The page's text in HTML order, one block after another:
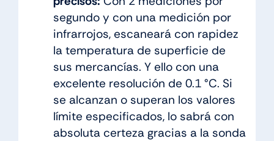
segundo y con una medición por
infrarrojos, escaneará con rapidez
la temperatura de superficie de
sus mercancías. Y ello con una
excelente resolución de 0.1 °C. Si
se alcanzan o superan los valores
límite especificados, lo sabrá con
absoluta certeza gracias a la sonda